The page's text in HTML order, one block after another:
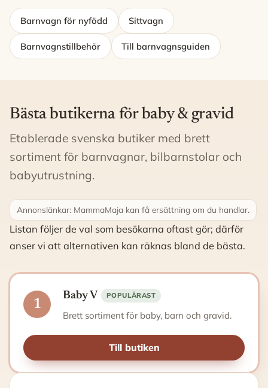
Barnvagn för nyfödd Sittvagn
Barnvagnstillbehör Till barnvagnsguiden
Bästa butikerna för baby & gravid
Etablerade svenska butiker med brett
sortiment för barnvagnar, bilbarnstolar och
babyutrustning.
Annonslänkar: MammaMaja kan få ersättning om du handlar.
Listan följer de val som besökarna oftast gör; därför
anser vi att alternativen kan räknas bland de bästa.
1
Baby V POPULÄRAST
Brett sortiment för baby, barn och gravid.
Till butiken